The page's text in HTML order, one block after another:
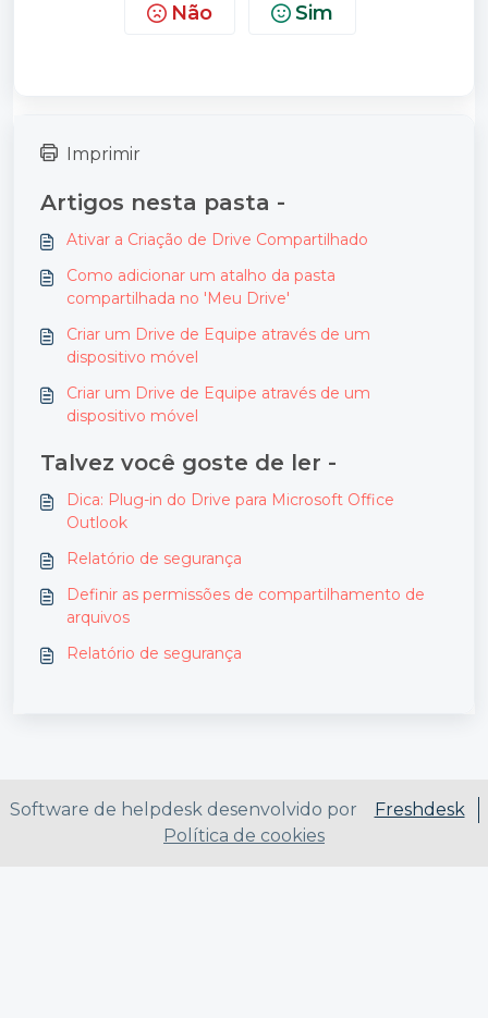
Não Sim
Imprimir
Artigos nesta pasta -
Ativar a Criação de Drive Compartilhado
Como adicionar um atalho da pasta
compartilhada no 'Meu Drive'
Criar um Drive de Equipe através de um
dispositivo móvel
Criar um Drive de Equipe através de um
dispositivo móvel
Talvez você goste de ler -
Dica: Plug-in do Drive para Microsoft Office
Outlook
Relatório de segurança
Definir as permissões de compartilhamento de
arquivos
Relatório de segurança
Software de helpdesk desenvolvido por
Freshdesk
Política de cookies